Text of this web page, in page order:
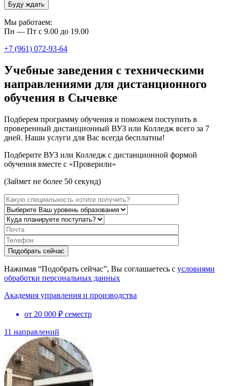
Буду ждать
Мы работаем:
Пн — Пт с 9.00 до 19.00
+7 (961) 072-93-64
Учебные заведения с техническими
направлениями для дистанционного
обучения в Сычевке
Подберем программу обучения и поможем поступить в
проверенный дистанционный ВУЗ или Колледж всего за 7
дней. Наши услуги для Вас всегда бесплатны!
Подберите ВУЗ или Колледж с дистанционной формой
обучения вместе с «Проверили»
(Займет не более 50 секунд)
Нажимая “Подобрать сейчас”, Вы соглашаетесь с условиями
обработки персональных данных
Академия управления и производства
от 20 000 ₽ семестр
11 направлений